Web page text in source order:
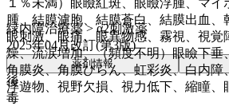
１％未満）眼瞼紅斑、眼瞼浮腫、マ
腫、結膜濾胞、結膜蒼白、結膜出血、
眼刺激、眼痛、眼異物感、霧視、視覚
燥、流涙増加、（頻度不明）眼瞼下垂
角膜炎、角膜びらん、虹彩炎、白内障
浮遊物、視野欠損、視力低下、縮瞳、
緑内障治療薬 > α2刺激薬
2025年04月改訂(第3版)
薬剤情報
後
毒